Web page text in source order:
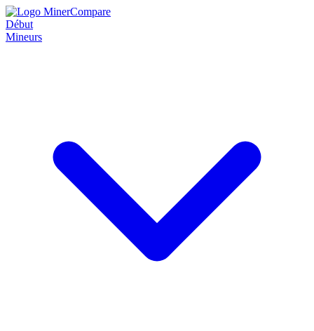
Début
Mineurs